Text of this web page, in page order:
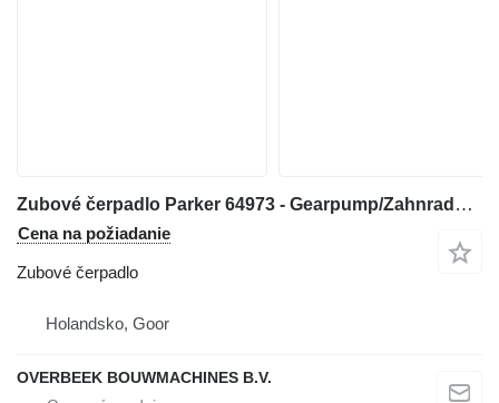
Zubové čerpadlo Parker 64973 - Gearpump/Zahnradpumpe/Tandwielpomp na stavebného stroja
Cena na požiadanie
Zubové čerpadlo
Holandsko, Goor
OVERBEEK BOUWMACHINES B.V.